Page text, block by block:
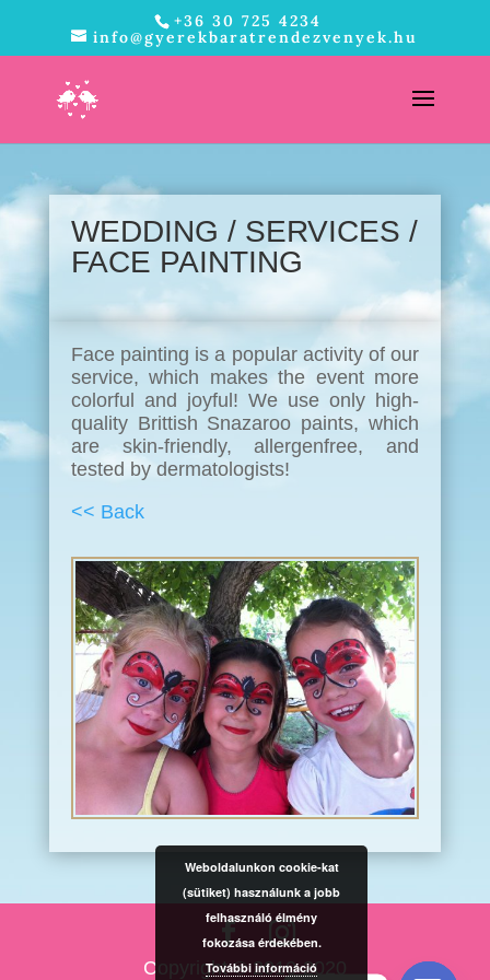
+36 30 725 4234
info@gyerekbaratrendezvenyek.hu
WEDDING / SERVICES /
FACE PAINTING
Face painting is a popular activity of our
service, which makes the event more
colorful and joyful! We use only high-
quality Brittish Snazaroo paints, which
are skin-friendly, allergenfree, and
tested by dermatologists!
<< Back
Copyright © 2010-2020
Weboldalunkon cookie-kat
(sütiket) használunk a jobb
felhasználó élmény
fokozása érdekében.
További információ